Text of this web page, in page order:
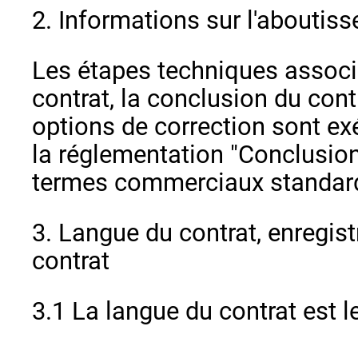
2. Informations sur
Les étapes techniques
contrat, la conclusion du
options de correction sont
la réglementation
termes commerciaux
3. Langue du contrat,
contrat
3.1 La langue du contrat est